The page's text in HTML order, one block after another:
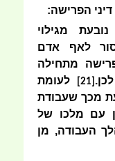
הפרישה:
מגילוי
לאף אדם
מתחילה
[21]
לעומת
מכך שעבודת
עם מלכו של
העבודה, מן